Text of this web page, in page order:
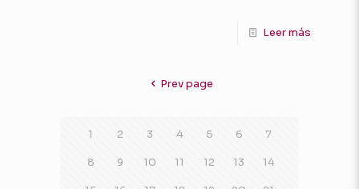
Leer más
Prev page
1 2 3 4 5 6 7
8 9 10 11 12 13 14